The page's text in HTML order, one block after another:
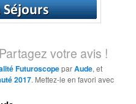
Partagez votre avis !
FuturoscopeparAude, et
2017. Mettez-le en favori avec